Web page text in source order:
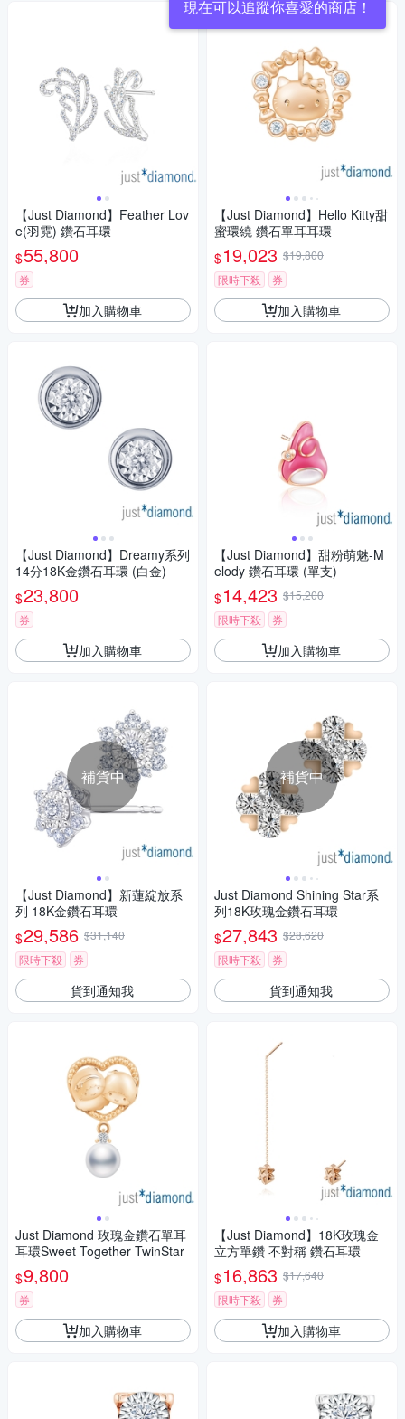
【Just Diamond】Feather Lov
e(羽霓) 鑽石耳環
$55,800
券
加入購物車
【Just Diamond】Dreamy系列
14分18K金鑽石耳環 (白金)
$23,800
券
加入購物車
補貨中
【Just Diamond】新蓮綻放系
列 18K金鑽石耳環
$29,586 $31,140
限時下殺
券
貨到通知我
Just Diamond 玫瑰金鑽石單耳
耳環Sweet Together TwinStar
$9,800
券
加入購物車
現在可以追蹤你喜愛的商店！
【Just Diamond】Hello Kitty甜
蜜環繞 鑽石單耳耳環
$19,023 $19,800
限時下殺
券
加入購物車
【Just Diamond】甜粉萌魅-M
elody 鑽石耳環 (單支)
$14,423 $15,200
限時下殺
券
加入購物車
補貨中
Just Diamond Shining Star系
列18K玫瑰金鑽石耳環
$27,843 $28,620
限時下殺
券
貨到通知我
【Just Diamond】18K玫瑰金
立方單鑽 不對稱 鑽石耳環
$16,863 $17,640
限時下殺
券
加入購物車